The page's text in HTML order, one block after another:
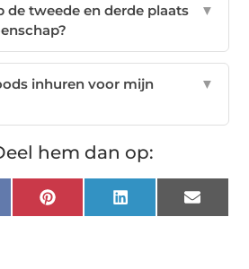
de tweede en derde plaats
▼
inhuren voor mijn
▼
hem dan op:
Pinterest LinkedIn Email